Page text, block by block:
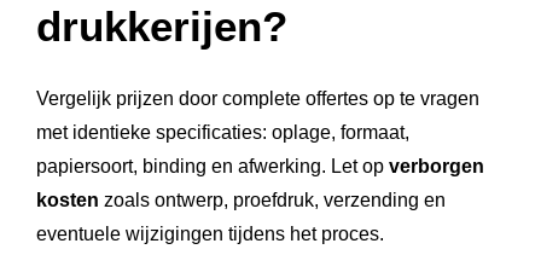
drukkerijen?
Vergelijk prijzen door complete offertes op te vragen
met identieke specificaties: oplage, formaat,
papiersoort, binding en afwerking. Let op verborgen
kosten zoals ontwerp, proefdruk, verzending en
eventuele wijzigingen tijdens het proces.